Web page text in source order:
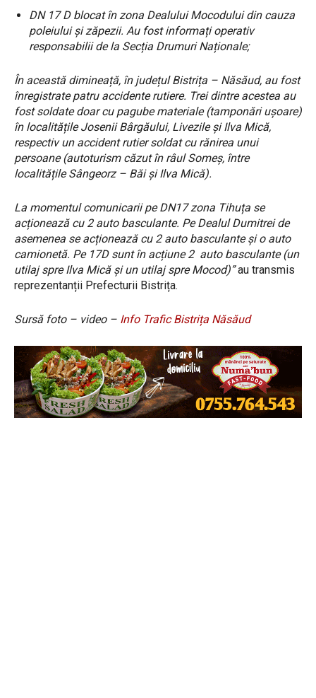
DN 17 D blocat în zona Dealului Mocodului din cauza
poleiului și zăpezii. Au fost informați operativ
responsabilii de la Secția Drumuri Naționale;
În această dimineață, în județul Bistrița – Năsăud, au fost
înregistrate patru accidente rutiere. Trei dintre acestea au
fost soldate doar cu pagube materiale (tamponări ușoare)
în localitățile Josenii Bârgăului, Livezile și Ilva Mică,
respectiv un accident rutier soldat cu rănirea unui
persoane (autoturism căzut în râul Someș, între
localitățile Sângeorz – Băi și Ilva Mică).
La momentul comunicarii pe DN17 zona Tihuța se
acționează cu 2 auto basculante. Pe Dealul Dumitrei de
asemenea se acționează cu 2 auto basculante și o auto
camionetă. Pe 17D sunt în acțiune 2 auto basculante (un
utilaj spre Ilva Mică și un utilaj spre Mocod)”au transmis
reprezentanții Prefecturii Bistrița.
Sursă foto – video – Info Trafic Bistrița Năsăud